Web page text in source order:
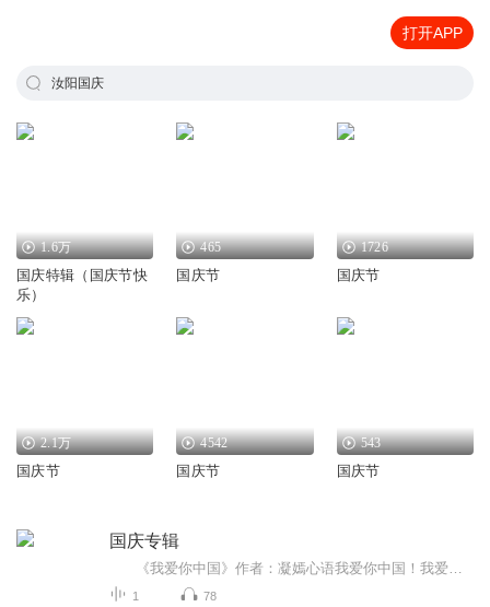
打开APP
汝阳国庆
1.6万
国庆特辑（国庆节快
乐）
465
国庆节
1726
国庆节
2.1万
国庆节
4542
国庆节
543
国庆节
国庆专辑
1 78